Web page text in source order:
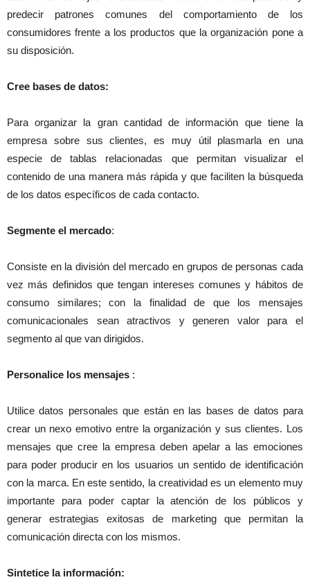
predecir patrones comunes del comportamiento de los
consumidores frente a los productos que la organización pone a
su disposición.
Cree bases de datos:
Para organizar la gran cantidad de información que tiene la
empresa sobre sus clientes, es muy útil plasmarla en una
especie de tablas relacionadas que permitan visualizar el
contenido de una manera más rápida y que faciliten la búsqueda
de los datos específicos de cada contacto.
Segmente el mercado:
Consiste en la división del mercado en grupos de personas cada
vez más definidos que tengan intereses comunes y hábitos de
consumo similares; con la finalidad de que los mensajes
comunicacionales sean atractivos y generen valor para el
segmento al que van dirigidos.
Personalice los mensajes :
Utilice datos personales que están en las bases de datos para
crear un nexo emotivo entre la organización y sus clientes. Los
mensajes que cree la empresa deben apelar a las emociones
para poder producir en los usuarios un sentido de identificación
con la marca. En este sentido, la creatividad es un elemento muy
importante para poder captar la atención de los públicos y
generar estrategias exitosas de marketing que permitan la
comunicación directa con los mismos.
Sintetice la información: